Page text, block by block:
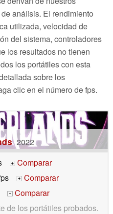
análisis. El rendimiento
utilizada, velocidad de
del sistema, controladores
los resultados no tienen
los portátiles con esta
sobre los
clic en el número de fps.
2022
+
Comparar
+
Comparar
+
Comparar
de los portátiles probados.